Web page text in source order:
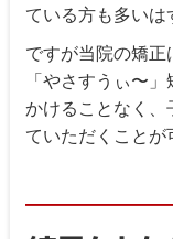
ている方も多いは
ですが当院の矯正
「やさすうぃ〜
かけることなく、
ていただくことが